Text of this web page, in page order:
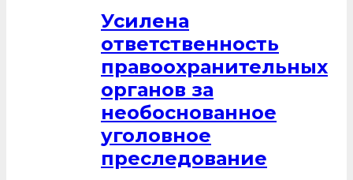
Усилена
ответственность
правоохранительных
органов за
необоснованное
уголовное
преследование